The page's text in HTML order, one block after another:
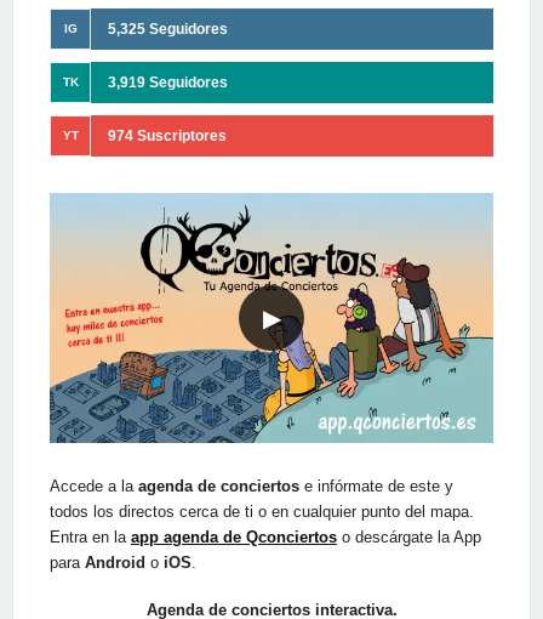
IG 5,325 Seguidores
TK 3,919 Seguidores
YT 974 Suscriptores
▶
Accede a la agenda de conciertos e infórmate de este y
todos los directos cerca de ti o en cualquier punto del mapa.
Entra en la app agenda de Qconciertos o descárgate la App
para Android o iOS.
Agenda de conciertos interactiva.